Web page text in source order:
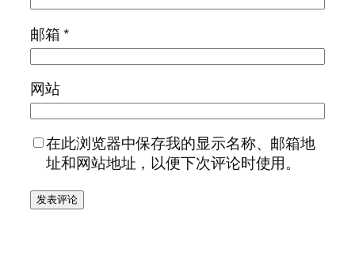
邮箱*
网站
在此浏览器中保存我的显示名称、邮箱地
址和网站地址，以便下次评论时使用。